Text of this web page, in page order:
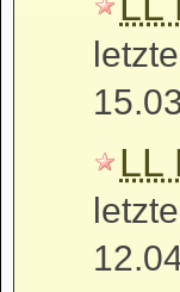
LL